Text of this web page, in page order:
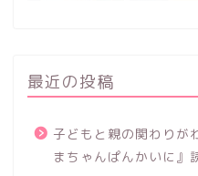
最近の投稿
子どもと親の関わりが
まちゃんぱんかいに』